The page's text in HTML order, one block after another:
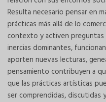
Resulta necesario pensar en
prácticas más allá de lo
contexto y activen preguntas
inercias dominantes,
aporten nuevas lecturas,
pensamiento contribuyen a
que las prácticas artísticas
ser comprendidas, discutidas